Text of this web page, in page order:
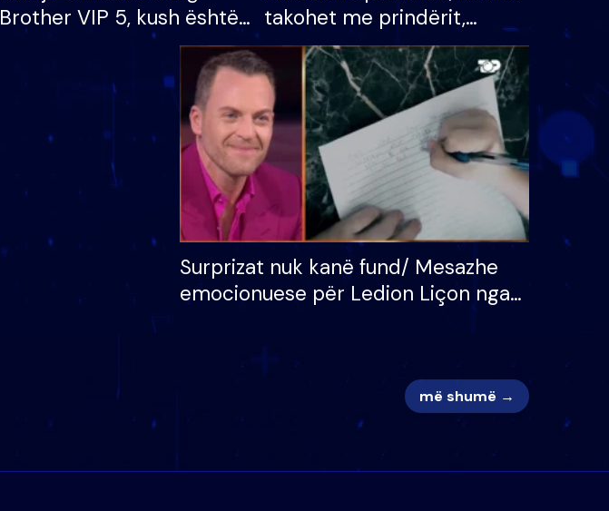
Brother VIP 5, kush është
banori i parë që lë shtëpinë
dhe humb mundësinë për
të fituar çmimin e madh
takohet me prindërit,
vajzën dhe bashkëshorten:
S’kemi ndonjë letër divorci
apo jo?
Surprizat nuk kanë fund/ Mesazhe
emocionuese për Ledion Liçon nga
më shumë →